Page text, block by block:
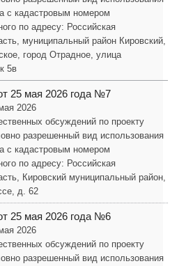
с кадастровым номером
по адресу: Российская
муниципальный район Кировский,
город Отрадное, улица
5в
25 мая 2026 года №7
2026
обсуждений по проекту
разрешенный вид использования
с кадастровым номером
по адресу: Российская
Кировский муниципальный район,
д. 62
25 мая 2026 года №6
2026
обсуждений по проекту
разрешенный вид использования